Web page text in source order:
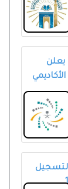
يعلن
⁧الابتعاث⁩ للعام الأكاديمي